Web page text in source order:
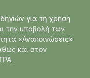
για τη χρήση
την υποβολή των
«Ανακοινώσεις»
και στον